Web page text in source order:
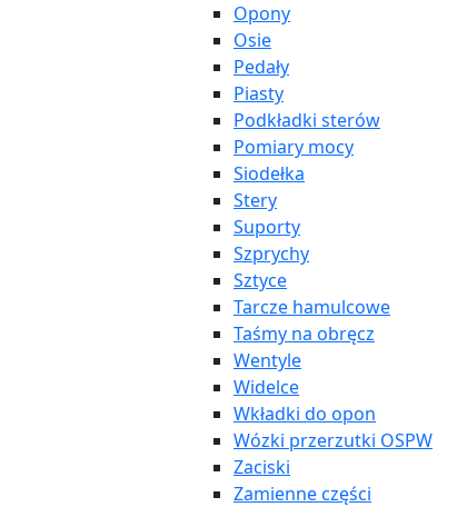
Opony
Osie
Pedały
Piasty
Podkładki sterów
Pomiary mocy
Siodełka
Stery
Suporty
Szprychy
Sztyce
Tarcze hamulcowe
Taśmy na obręcz
Wentyle
Widelce
Wkładki do opon
Wózki przerzutki OSPW
Zaciski
Zamienne części